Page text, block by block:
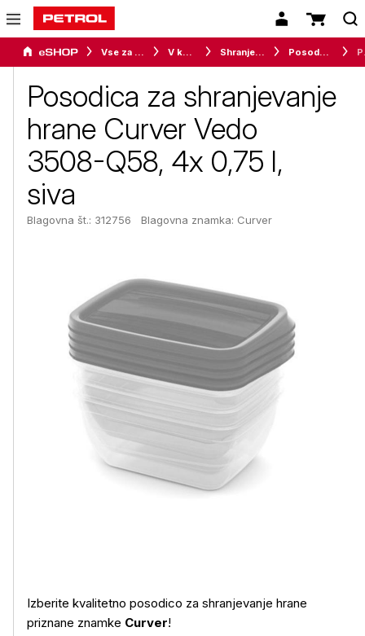
Vse za dom V kuhinji Shranjevanje in organiziranje živil Posode za shranjevanje živil
Posodica za shranjevanje
hrane Curver Vedo
3508-Q58, 4x 0,75 l,
siva
Blagovna št.: 312756 Blagovna znamka: Curver
Izberite kvalitetno posodico za shranjevanje hrane
priznane znamke Curver!